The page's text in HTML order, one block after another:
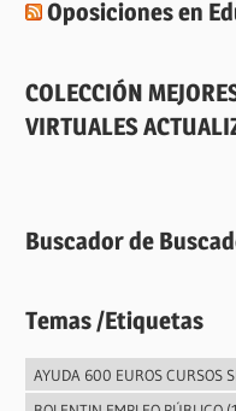
Oposiciones en
COLECCIÓN
VIRTUALES
Buscador de
Temas /Etiquetas
AYUDA 600 EUROS CURSOS